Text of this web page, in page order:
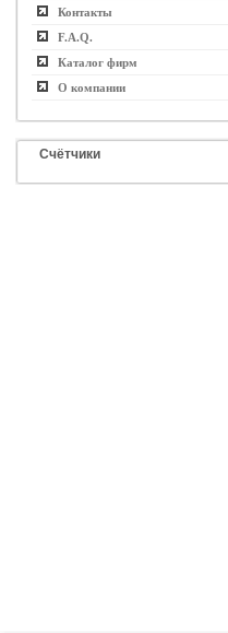
Контакты
F.A.Q.
Каталог фирм
О компании
Счётчики